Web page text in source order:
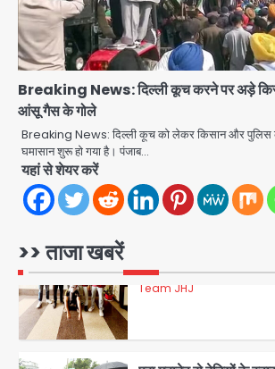
Breaking News: दिल्ली कूच करने पर अड़े
आंसू गैस के गोले
Breaking News: दिल्ली कूच को लेकर किसान और पुलिस के
घमासान शुरू हो गया है। पंजाब…
यहां से शेयर करें
>> ताजा खबरें
3
4
डबल मर्डर का मुख्य
के हत्थे
5
Team JHJ
पुरा महादेव से बेटियों के